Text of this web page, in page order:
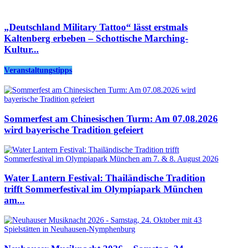
„Deutschland Military Tattoo“ lässt erstmals
Kaltenberg erbeben – Schottische Marching-
Kultur...
Veranstaltungstipps
Sommerfest am Chinesischen Turm: Am 07.08.2026
wird bayerische Tradition gefeiert
Water Lantern Festival: Thailändische Tradition
trifft Sommerfestival im Olympiapark München
am...